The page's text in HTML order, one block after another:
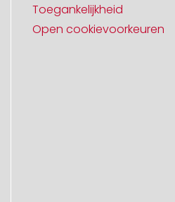
Toegankelijkheid
Open cookievoorkeuren